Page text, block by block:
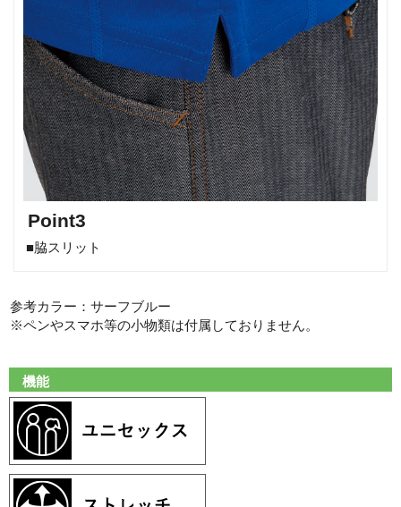
Point3
■脇スリット
参考カラー：サーフブルー
※ペンやスマホ等の小物類は付属しておりません。
機能